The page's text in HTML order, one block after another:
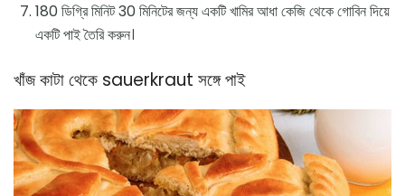
180 ডিগ্রি মিনিট 30 মিনিটের জন্য একটি খামির আধা কেজি থেকে গোবিন দিয়ে
একটি পাই তৈরি করুন।
খাঁজ কাটা থেকে sauerkraut সঙ্গে পাই